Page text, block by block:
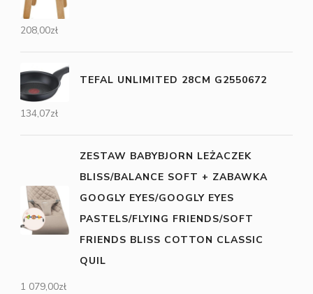
208,00zł
TEFAL UNLIMITED 28CM G2550672
134,07zł
ZESTAW BABYBJORN LEŻACZEK
BLISS/BALANCE SOFT + ZABAWKA
GOOGLY EYES/GOOGLY EYES
PASTELS/FLYING FRIENDS/SOFT
FRIENDS BLISS COTTON CLASSIC
QUIL
1 079,00zł